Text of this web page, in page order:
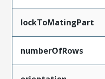
lockToMatingPart
numberOfRows